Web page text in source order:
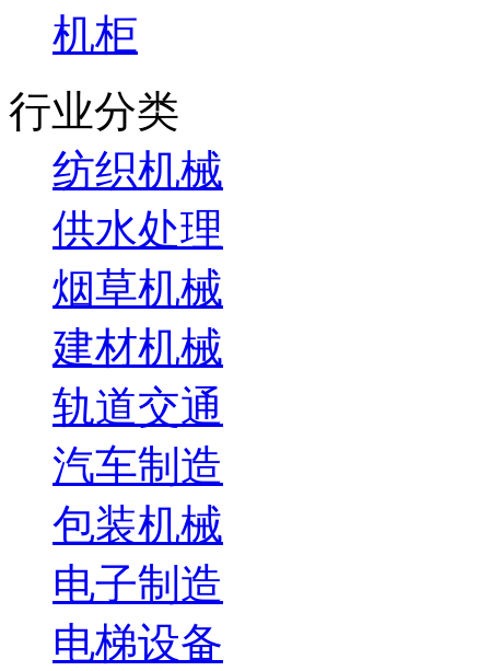
机柜
行业分类
纺织机械
供水处理
烟草机械
建材机械
轨道交通
汽车制造
包装机械
电子制造
电梯设备